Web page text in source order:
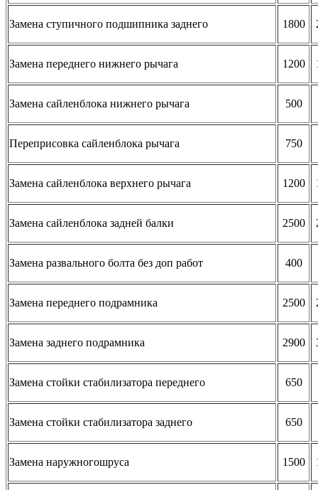
Замена ступичного подшипника заднего 1800
Замена переднего нижнего рычага 1200
Замена сайленблока нижнего рычага 500
Переприсовка сайленблока рычага 750
Замена сайленблока верхнего рычага 1200
Замена сайленблока задней балки 2500
Замена развального болта без доп работ 400
Замена переднего подрамника 2500
Замена заднего подрамника 2900
Замена стойки стабилизатора переднего 650
Замена стойки стабилизатора заднего 650
Замена наружногошруса 1500